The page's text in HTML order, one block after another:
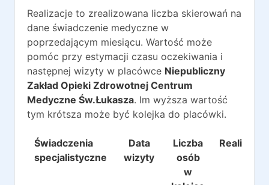
Realizacje to zrealizowana liczba skierowań na
dane świadczenie medyczne w
poprzedającym miesiącu. Wartość może
pomóc przy estymacji czasu oczekiwania i
następnej wizyty w placówce Niepubliczny
Zakład Opieki Zdrowotnej Centrum
Medyczne Św.Łukasza. Im wyższa wartość
tym krótsza może być kolejka do placówki.
Świadczenia
specjalistyczne
Data
wizyty
Liczba
osób
w
Realizacje